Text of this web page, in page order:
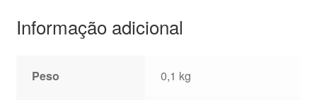
Informação adicional
Peso 0,1 kg